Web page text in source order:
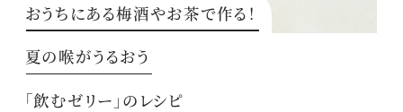
おうちにある梅酒やお茶で作る！
夏の喉がうるおう
「飲むゼリー」のレシピ